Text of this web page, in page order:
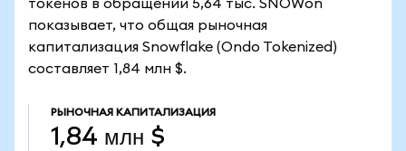
токенов в обращении 5,64 тыс. SNOWon
показывает, что общая рыночная
капитализация Snowflake (Ondo Tokenized)
составляет 1,84 млн $.
РЫНОЧНАЯ КАПИТАЛИЗАЦИЯ
1,84 млн $